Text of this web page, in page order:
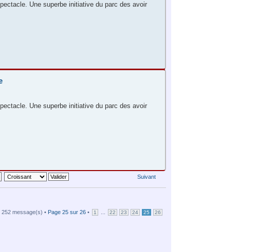
Une superbe initiative du parc des avoir
Une superbe initiative du parc des avoir
Suivant
252 message(s) • Page 25 sur 26 • 1 22 23 24 25 26